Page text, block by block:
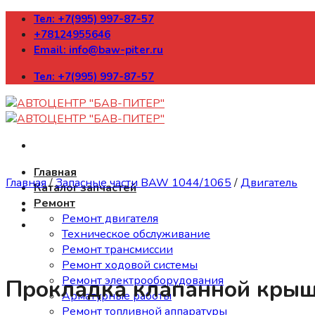
Skip
content
Тел: +7(995) 997-87-57
+78124955646
Email: info@baw-piter.ru
Тел: +7(995) 997-87-57
Главная
Каталог запчастей
Ремонт
Ремонт двигателя
Техническое обслуживание
Ремонт трансмиссии
Ремонт ходовой системы
Ремонт электрооборудования
Арматурные работы
Ремонт топливной аппаратуры
Главная/Запасные части BAW 1044/1065 /Двигатель
Прокладка клапанной